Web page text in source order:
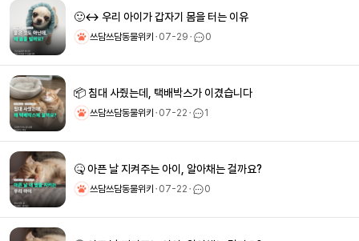
🙂‍↔️ 우리 아이가 갑자기 몸을 터는 이유
쓰담쓰담동물위키 ㆍ07-29ㆍ 0
📦 침대 사줬는데, 택배박스가 이겼습니다
쓰담쓰담동물위키 ㆍ07-22ㆍ 1
🤒 아픈 날 지켜주는 아이, 알아채는 걸까요?
쓰담쓰담동물위키 ㆍ07-22ㆍ 0